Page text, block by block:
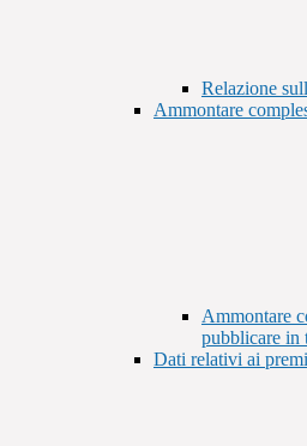
Relazione
Ammontare
Ammontare
pubblicare in
Dati relativi ai premi